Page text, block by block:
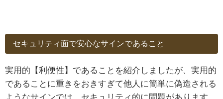
セキュリティ面で安心なサインであること
実用的【利便性】であることを紹介しましたが、実用的
であることに重きをおきすぎて他人に簡単に偽造される